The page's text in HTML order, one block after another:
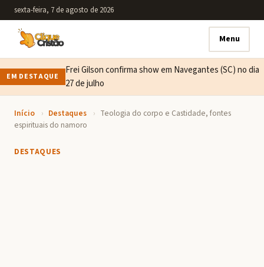
sexta-feira, 7 de agosto de 2026
Menu
EM DESTAQUE
Frei Gilson confirma show em Navegantes (SC) no dia
27 de julho
Início › Destaques › Teologia do corpo e Castidade, fontes
espirituais do namoro
DESTAQUES